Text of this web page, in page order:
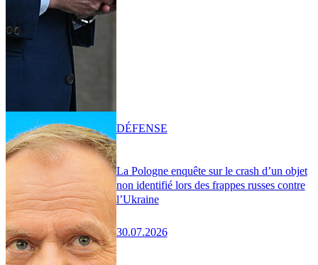
La Pologne enquête sur le crash d’un objet
non identifié lors des frappes russes contre
l’Ukraine
30.07.2026
DÉFENSE